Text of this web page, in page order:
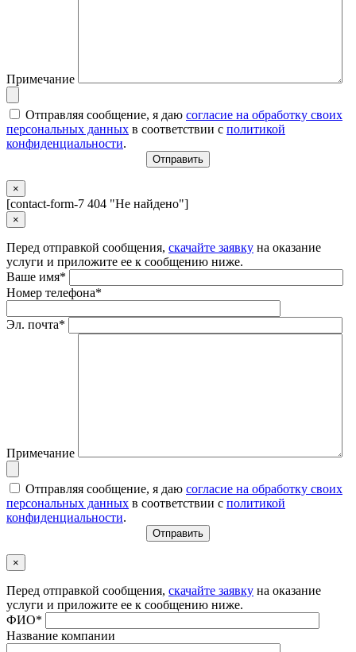
Примечание
Отправляя сообщение, я даю согласие на обработку своих
персональных данных в соответствии с политикой
конфиденциальности.
×
[contact-form-7 404 "Не найдено"]
×
Перед отправкой сообщения, скачайте заявку на оказание
услуги и приложите ее к сообщению ниже.
Ваше имя*
Номер телефона*
Эл. почта*
Примечание
Отправляя сообщение, я даю согласие на обработку своих
персональных данных в соответствии с политикой
конфиденциальности.
×
Перед отправкой сообщения, скачайте заявку на оказание
услуги и приложите ее к сообщению ниже.
ФИО*
Название компании